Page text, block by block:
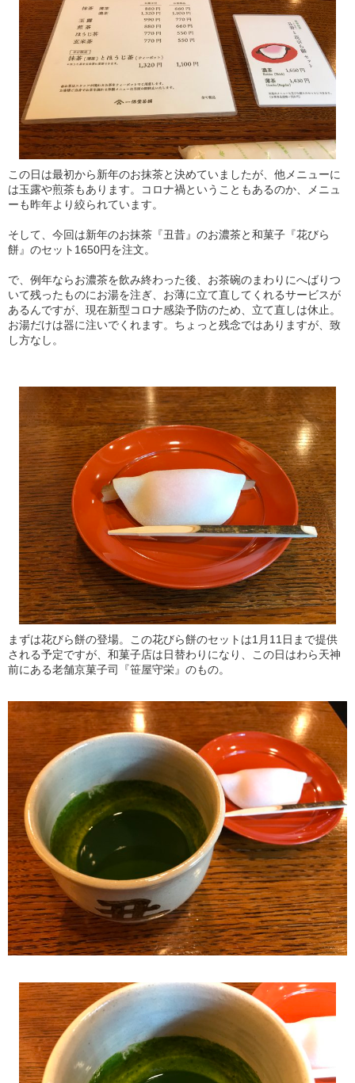
この日は最初から新年のお抹茶と決めていましたが、他メニューに
は玉露や煎茶もあります。コロナ禍ということもあるのか、メニュ
ーも昨年より絞られています。
そして、今回は新年のお抹茶『丑昔』のお濃茶と和菓子『花びら
餅』のセット1650円を注文。
で、例年ならお濃茶を飲み終わった後、お茶碗のまわりにへばりつ
いて残ったものにお湯を注ぎ、お薄に立て直してくれるサービスが
あるんですが、現在新型コロナ感染予防のため、立て直しは休止。
お湯だけは器に注いでくれます。ちょっと残念ではありますが、致
し方なし。
まずは花びら餅の登場。この花びら餅のセットは1月11日まで提供
される予定ですが、和菓子店は日替わりになり、この日はわら天神
前にある老舗京菓子司『笹屋守栄』のもの。